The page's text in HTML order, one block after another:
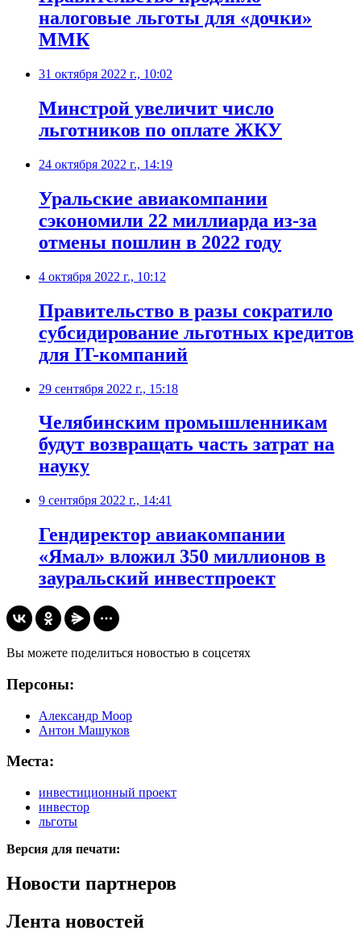
налоговые льготы для «дочки»
ММК
31 октября 2022 г., 10:02
Минстрой увеличит число
льготников по оплате ЖКУ
24 октября 2022 г., 14:19
​Уральские авиакомпании
сэкономили 22 миллиарда из-за
отмены пошлин в 2022 году
4 октября 2022 г., 10:12
Правительство в разы сократило
субсидирование льготных кредитов
для IT-компаний
29 сентября 2022 г., 15:18
Челябинским промышленникам
будут возвращать часть затрат на
науку
9 сентября 2022 г., 14:41
Гендиректор авиакомпании
«Ямал» вложил 350 миллионов в
зауральский инвестпроект
Вы можете поделиться новостью в соцсетях
Персоны:
Александр Моор
Антон Машуков
Места:
инвестиционный проект
инвестор
льготы
Версия для печати:
Новости партнеров
Лента новостей